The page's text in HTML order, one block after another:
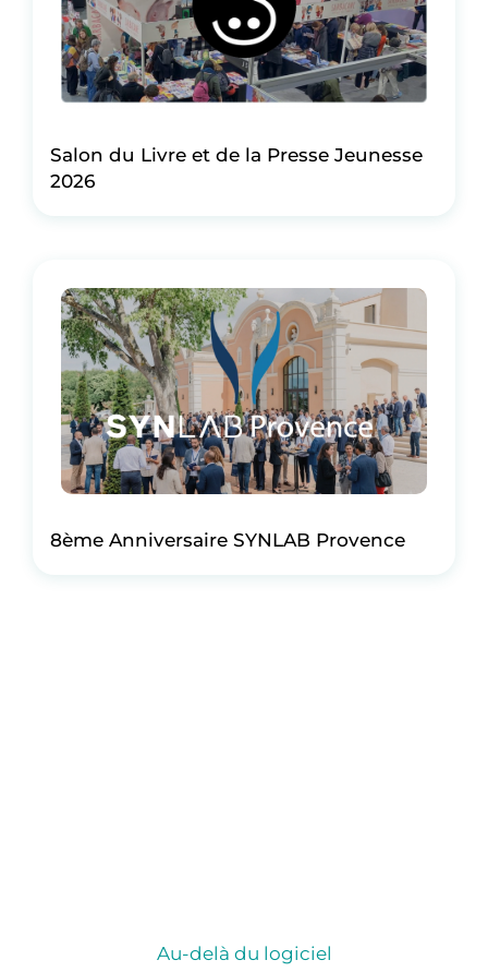
Salon du Livre et de la Presse Jeunesse
2026
8ème Anniversaire SYNLAB Provence
Au-delà du logiciel